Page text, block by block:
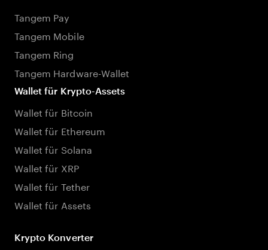
Tangem Pay
Tangem Mobile
Tangem Ring
Tangem Hardware-Wallet
Wallet für Krypto-Assets
Wallet für Bitcoin
Wallet für Ethereum
Wallet für Solana
Wallet für XRP
Wallet für Tether
Wallet für Assets
Krypto Konverter